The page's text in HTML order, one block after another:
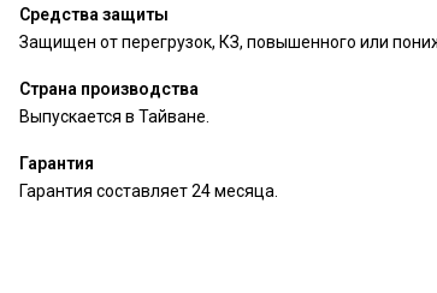
Средства защиты
Защищен от перегрузок, КЗ, повышенного или
Страна производства
Выпускается в Тайване.
Гарантия
Гарантия составляет 24 месяца.